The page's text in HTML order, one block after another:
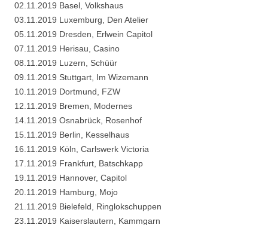
02.11.2019 Basel, Volkshaus
03.11.2019 Luxemburg, Den Atelier
05.11.2019 Dresden, Erlwein Capitol
07.11.2019 Herisau, Casino
08.11.2019 Luzern, Schüür
09.11.2019 Stuttgart, Im Wizemann
10.11.2019 Dortmund, FZW
12.11.2019 Bremen, Modernes
14.11.2019 Osnabrück, Rosenhof
15.11.2019 Berlin, Kesselhaus
16.11.2019 Köln, Carlswerk Victoria
17.11.2019 Frankfurt, Batschkapp
19.11.2019 Hannover, Capitol
20.11.2019 Hamburg, Mojo
21.11.2019 Bielefeld, Ringlokschuppen
23.11.2019 Kaiserslautern, Kammgarn